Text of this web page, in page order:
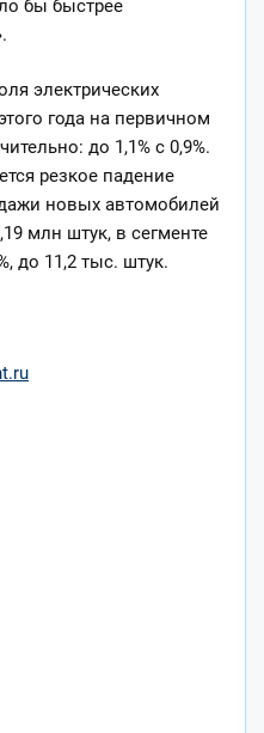
бы быстрее
электрических
года на первичном
до 1,1% c 0,9%.
резкое падение
новых автомобилей
млн штук, в сегменте
до 11,2 тыс. штук.